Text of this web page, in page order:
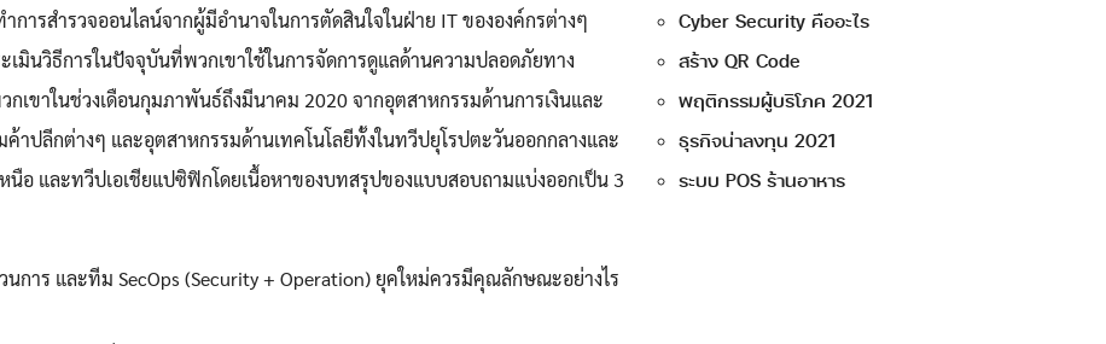
Search
for:
Search
การสำรวจออนไลน์จากผู้มีอำนาจในการตัดสินใจในฝ่าย IT ขององค์กรต่างๆ
เมินวิธีการในปัจจุบันที่พวกเขาใช้ในการจัดการดูแลด้านความปลอดภัยทาง
กเขาในช่วงเดือนกุมภาพันธ์ถึงมีนาคม 2020 จากอุตสาหกรรมด้านการเงินและ
าปลีกต่างๆ และอุตสาหกรรมด้านเทคโนโลยีทั้งในทวีปยุโรปตะวันออกกลางและ
นือ และทวีปเอเชียแปซิฟิกโดยเนื้อหาของบทสรุปของแบบสอบถามแบ่งออกเป็น 3
นการ และทีม SecOps (Security + Operation) ยุคใหม่ควรมีคุณลักษณะอย่างไร
Cyber Security คืออะไร
สร้าง QR Code
พฤติกรรมผู้บริโภค 2021
ธุรกิจน่าลงทุน 2021
ระบบ POS ร้านอาหาร